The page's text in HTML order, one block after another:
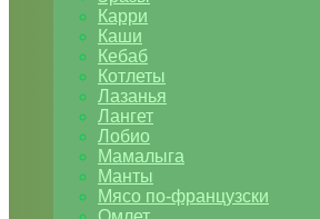
Карри
Каши
Кебаб
Котлеты
Лазанья
Лангет
Лобио
Мамалыга
Манты
Мясо по-французски